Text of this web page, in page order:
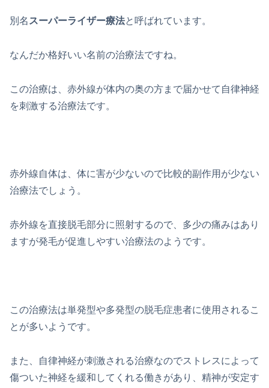
別名 スーパーライザー療法と呼ばれています。
なんだか格好いい名前の治療法ですね。
この治療は、赤外線が体内の奥の方まで届かせて自律神経
を刺激する治療法です。
赤外線自体は、体に害が少ないので比較的副作用が少ない
治療法でしょう。
赤外線を直接脱毛部分に照射するので、多少の痛みはあり
ますが発毛が促進しやすい治療法のようです。
この治療法は単発型や多発型の脱毛症患者に使用されるこ
とが多いようです。
また、自律神経が刺激される治療なのでストレスによって
傷ついた神経を緩和してくれる働きがあり、精神が安定す